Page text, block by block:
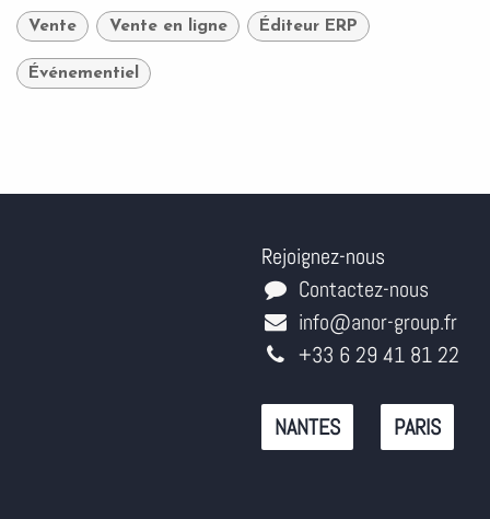
Vente Vente en ligne Éditeur ERP
Événementiel
Rejoignez-nous
Contactez-nous
info@anor-group.fr
+33 6 29 41 81 22
NANTES PARIS